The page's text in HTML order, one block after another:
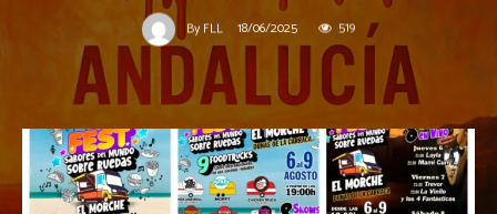
By FLL 18/06/2025 519